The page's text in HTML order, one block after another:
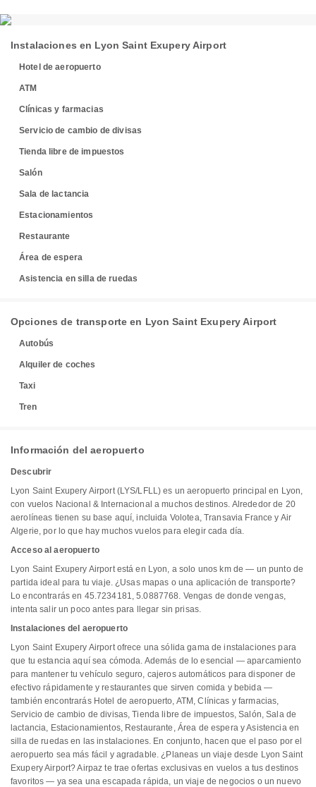
Instalaciones en Lyon Saint Exupery Airport
Hotel de aeropuerto
ATM
Clínicas y farmacias
Servicio de cambio de divisas
Tienda libre de impuestos
Salón
Sala de lactancia
Estacionamientos
Restaurante
Área de espera
Asistencia en silla de ruedas
Opciones de transporte en Lyon Saint Exupery Airport
Autobús
Alquiler de coches
Taxi
Tren
Información del aeropuerto
Descubrir
Lyon Saint Exupery Airport (LYS/LFLL) es un aeropuerto principal en Lyon,
con vuelos Nacional & Internacional a muchos destinos. Alrededor de 20
aerolíneas tienen su base aquí, incluida Volotea, Transavia France y Air
Algerie, por lo que hay muchos vuelos para elegir cada día.
Acceso al aeropuerto
Lyon Saint Exupery Airport está en Lyon, a solo unos km de — un punto de
partida ideal para tu viaje. ¿Usas mapas o una aplicación de transporte?
Lo encontrarás en 45.7234181, 5.0887768. Vengas de donde vengas,
intenta salir un poco antes para llegar sin prisas.
Instalaciones del aeropuerto
Lyon Saint Exupery Airport ofrece una sólida gama de instalaciones para
que tu estancia aquí sea cómoda. Además de lo esencial — aparcamiento
para mantener tu vehículo seguro, cajeros automáticos para disponer de
efectivo rápidamente y restaurantes que sirven comida y bebida —
también encontrarás Hotel de aeropuerto, ATM, Clínicas y farmacias,
Servicio de cambio de divisas, Tienda libre de impuestos, Salón, Sala de
lactancia, Estacionamientos, Restaurante, Área de espera y Asistencia en
silla de ruedas en las instalaciones. En conjunto, hacen que el paso por el
aeropuerto sea más fácil y agradable. ¿Planeas un viaje desde Lyon Saint
Exupery Airport? Airpaz te trae ofertas exclusivas en vuelos a tus destinos
favoritos — ya sea una escapada rápida, un viaje de negocios o un nuevo